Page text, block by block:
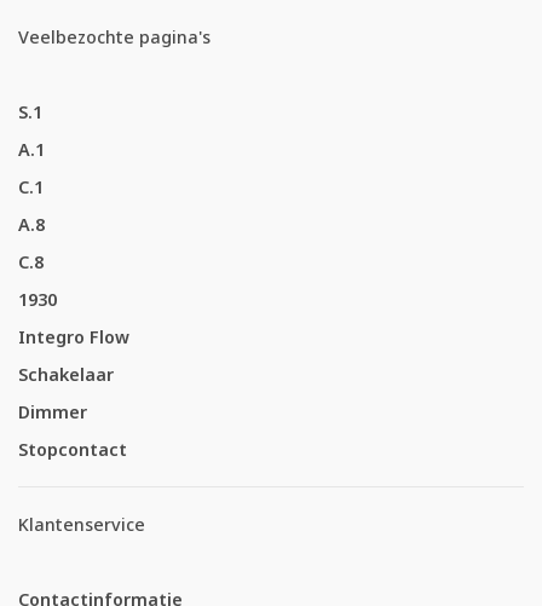
Veelbezochte pagina's
S.1
A.1
C.1
A.8
C.8
1930
Integro Flow
Schakelaar
Dimmer
Stopcontact
Klantenservice
Contactinformatie